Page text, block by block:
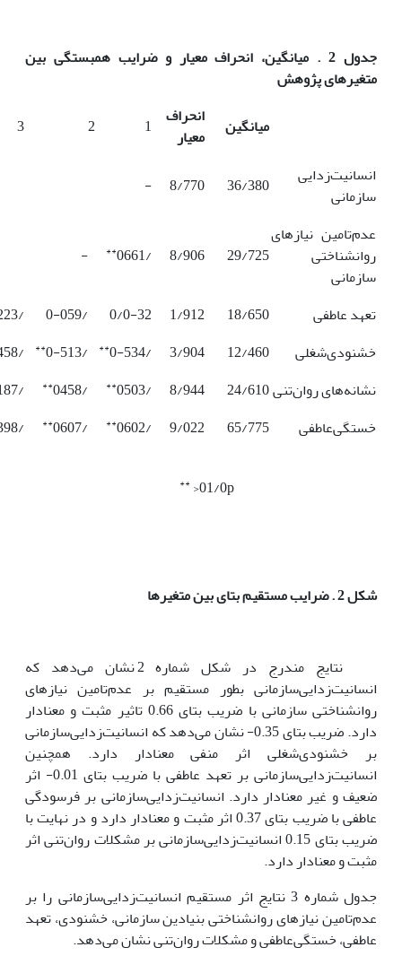
جدول 2 . میانگین، انحراف معیار و ضرایب همبستگی بین
متغیرهای پژوهش
میانگین
انحراف
معیار
1
2
3
انسانیت‌زدایی
سازمانی
36/380
8/770
-
عدم‌تامین نیاز‌های
روانشناختی
سازمانی
29/725
8/906
/0661
**
-
تعهد عاطفی 18/650
1/912
0/0-32
/0-059
/0223
خشنودی‌شغلی
12/460
3/904
/0-534
**
/0-513
**
/0458
نشانه‌های روان‌تنی24/610
8/944
/0503
**
/0458
**
/0-187
خستگی‌عاطفی
65/775
9/022
/0602
**
/0607
**
/0-398
01/0p<
**
شکل 2 .ضرایب مستقیم بتای بین متغیرها
نتایج مندرج در شکل شماره 2 نشان ‌می‌دهد که
انسانیت‌زدایی‌سازمانی بطور مستقیم بر عدم‌تامین نیاز‌های
روانشناختی سازمانی با ضریب بتای 0.66 تاثیر مثبت و معنادار
دارد‌. ضریب بتای 0.35- نشان می‌دهد که انسانیت‌زدایی‌سازمانی
بر خشنودی‌شغلی اثر منفی معنادار دارد. همچنین
انسانیت‌زدایی‌سازمانی بر تعهد عاطفی با ضریب بتای 0.01- اثر
ضعیف و غیر معنادار دارد‌. انسانیت‌زدایی‌سازمانی بر فرسودگی
عاطفی با ضریب بتای 0.37 اثر مثبت و معنادار دارد و در نهایت با
ضریب بتای 0.15 انسانیت‌زدایی‌سازمانی بر مشکلات روان‌تنی اثر
مثبت و معنادار دارد.
جدول شماره 3 نتایج اثر مستقیم انسانیت‌زدایی‌سازمانی را بر
عدم‌تامین نیاز‌های روانشناختی بنیادین سازمانی، خشنودی، تعهد
عاطفی، خستگی‌عاطفی و مشکلات روان‌تنی نشان ‌می‌‌دهد.